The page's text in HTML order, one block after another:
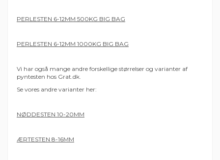
PERLESTEN 6-12MM 500KG BIG BAG
PERLESTEN 6-12MM 1000KG BIG BAG
Vi har også mange andre forskellige størrelser og varianter af
pyntesten hos Grat.dk.
Se vores andre varianter her:
NØDDESTEN 10-20MM
ÆRTESTEN 8-16MM